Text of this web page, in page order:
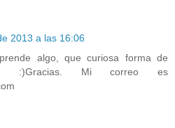
2013 a las 16:06
algo, que curiosa forma de
:)Gracias. Mi correo es